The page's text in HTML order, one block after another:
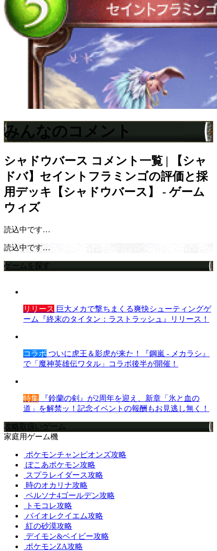
みんなのコメント
シャドウバース コメント一覧 | 【シャ
ドバ】セイントフラミンゴの評価と採
用デッキ【シャドウバース】 - ゲーム
ウィズ
読込中です…
読込中です…
ゲームを探す
リリース 巨大メカで撃ちまくる爽快シューティングゲ
ーム『終末のタイタン：ラストラッシュ』リリース！
コラボ ついに虎王＆影虎が来た！『鋼嵐 - メカラシ』
で「魔神英雄伝ワタル」コラボ後半が開催！
特集 『鈴蘭の剣』が2周年を迎え、新章「氷と血の
道」を解禁ッ！記念イベントの報酬もお見逃し無く！
攻略取扱いゲーム
家庭用ゲーム機
ポケモンチャンピオンズ攻略
ぽこあポケモン攻略
スプラレイダース攻略
時のオカリナ攻略
ペルソナ4ゴールデン攻略
トモコレ攻略
バイオレクイエム攻略
紅の砂漠攻略
デイモン&ベイビー攻略
ポケモンZA攻略